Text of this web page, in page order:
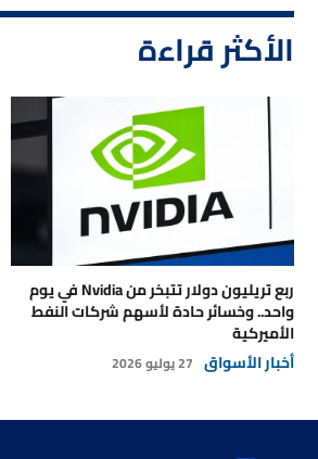
الأكثر قراءة
ربع تريليون دولار تتبخر من Nvidia في يوم
واحد.. وخسائر حادة لأسهم شركات النفط
الأميركية
أخبار الأسواق 27 يوليو 2026